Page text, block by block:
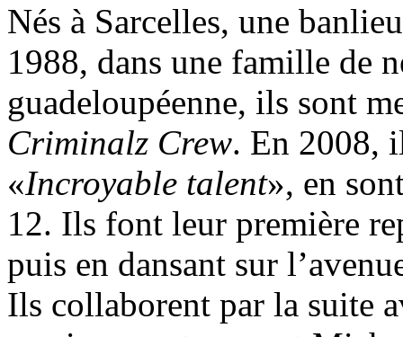
Nés à Sarcelles, une
1988, dans une famille de
guadeloupéenne, ils sont
Criminalz Crew. En 2008,
«Incroyable talent», en
12. Ils font leur première
puis en dansant sur
Ils collaborent par la suite